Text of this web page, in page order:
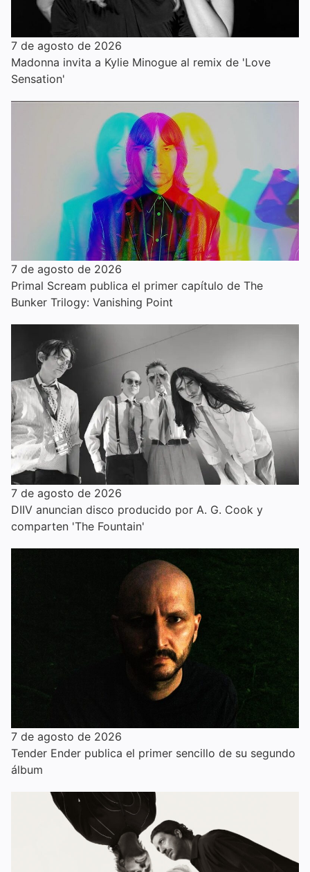
7 de agosto de 2026
Madonna invita a Kylie Minogue al remix de 'Love
Sensation'
7 de agosto de 2026
Primal Scream publica el primer capítulo de The
Bunker Trilogy: Vanishing Point
7 de agosto de 2026
DIIV anuncian disco producido por A. G. Cook y
comparten 'The Fountain'
7 de agosto de 2026
Tender Ender publica el primer sencillo de su segundo
álbum